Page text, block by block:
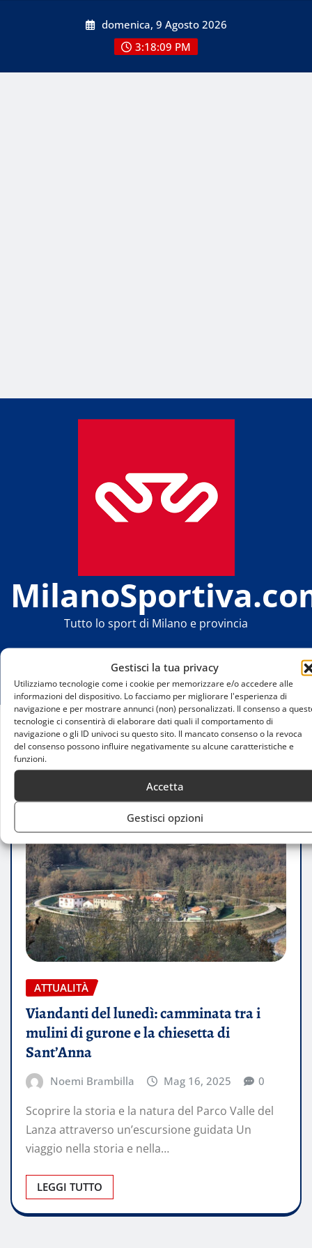
Gestisci la tua privacy
Utilizziamo tecnologie come i cookie per memorizzare e/o accedere alle
informazioni del dispositivo. Lo facciamo per migliorare l'esperienza di
navigazione e per mostrare annunci (non) personalizzati. Il consenso a
tecnologie ci consentirà di elaborare dati quali il comportamento di
navigazione o gli ID univoci su questo sito. Il mancato consenso o la revoca
del consenso possono influire negativamente su alcune caratteristiche e
funzioni.
Accetta
Gestisci opzioni
domenica, 9 Agosto 2026
3:18:09 PM
Tutto lo sport di Milano e provincia
Home
Viandanti del lunedì: camminata tra i mulini di
gurone e la chiesetta di Sant’Anna
ATTUALITÀ
Viandanti del lunedì: camminata tra i
mulini di gurone e la chiesetta di
Sant’Anna
Noemi Brambilla Mag 16, 2025 0
Scoprire la storia e la natura del Parco Valle del
Lanza attraverso un’escursione guidata Un
viaggio nella storia e nella…
LEGGI TUTTO